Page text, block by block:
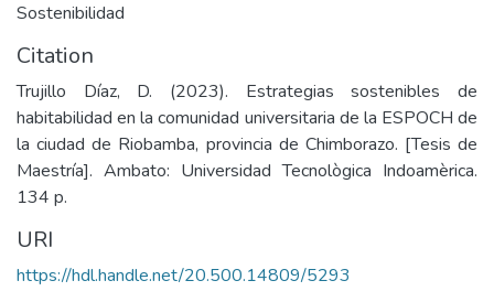
Sostenibilidad
Citation
Trujillo Díaz, D. (2023). Estrategias sostenibles de
habitabilidad en la comunidad universitaria de la ESPOCH de
la ciudad de Riobamba, provincia de Chimborazo. [Tesis de
Maestría]. Ambato: Universidad Tecnològica Indoamèrica.
134 p.
URI
https://hdl.handle.net/20.500.14809/5293